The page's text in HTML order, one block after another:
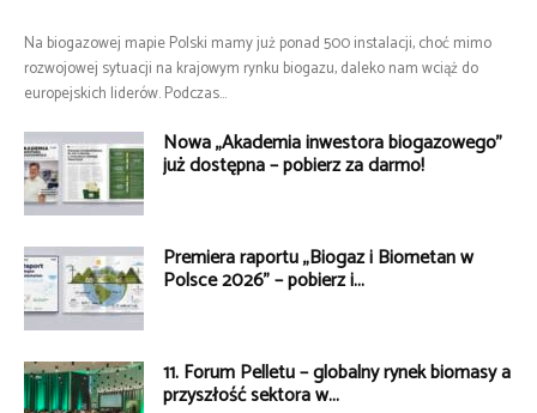
Na biogazowej mapie Polski mamy już ponad 500 instalacji, choć mimo
rozwojowej sytuacji na krajowym rynku biogazu, daleko nam wciąż do
europejskich liderów. Podczas...
Nowa „Akademia inwestora biogazowego”
już dostępna – pobierz za darmo!
Premiera raportu „Biogaz i Biometan w
Polsce 2026” – pobierz i...
11. Forum Pelletu – globalny rynek biomasy a
przyszłość sektora w...